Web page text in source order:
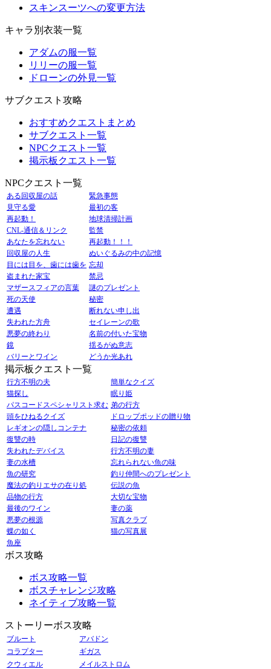
スキンスーツへの変更方法
キャラ別衣装一覧
アダムの服一覧
リリーの服一覧
ドローンの外見一覧
サブクエスト攻略
おすすめクエストまとめ
サブクエスト一覧
NPCクエスト一覧
掲示板クエスト一覧
NPCクエスト一覧
ある回収屋の話
緊急事態
見守る愛
最初の客
再起動！
地球清掃計画
CNL-通信＆リンク
監禁
あなたを忘れない
再起動！！！
回収屋の人生
ぬいぐるみの中の記憶
目には目を、歯には歯を 忘却
盗まれた家宝
禁忌
マザースフィアの言葉
謎のプレゼント
死の天使
秘密
遭遇
断れない申し出
失われた方舟
セイレーンの歌
悪夢の終わり
名前の付いた宝物
鏡
揺るがぬ意志
バリーとワイン
どうか光あれ
掲示板クエスト一覧
行方不明の夫
簡単なクイズ
猫探し
眠り姫
パスコードスペシャリスト求む 弟の行方
頭をひねるクイズ
ドロップポッドの贈り物
レギオンの隠しコンテナ
秘密の依頼
復讐の時
日記の復讐
失われたデバイス
行方不明の妻
妻の水槽
忘れられない魚の味
魚の研究
釣り仲間へのプレゼント
魔法の釣りエサの在り処
伝説の魚
品物の行方
大切な宝物
最後のワイン
妻の薬
悪夢の根源
写真クラブ
蝶の如く
猫の写真展
魚座
ボス攻略
ボス攻略一覧
ボスチャレンジ攻略
ネイティブ攻略一覧
ストーリーボス攻略
ブルート
アバドン
コラプター
ギガス
クウィエル
メイルストロム